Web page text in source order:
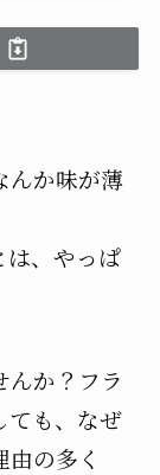
んか味が薄
は、やっぱ
んか？フラ
ても、なぜ
の多く